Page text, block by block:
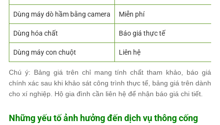
Dùng máy dò hầm bằng camera Miễn phí
Dùng hóa chất Báo giá thực tế
Dùng máy con chuột Liên hệ
Chú ý: Bảng giá trên chỉ mang tính chất tham khảo, báo giá
chính xác sau khi khảo sát công trình thực tế, bảng giá trên dành
cho xí nghiệp. Hộ gia đình cần liên hệ để nhận báo giá chi tiết.
Những yếu tố ảnh hưởng đến dịch vụ thông cống